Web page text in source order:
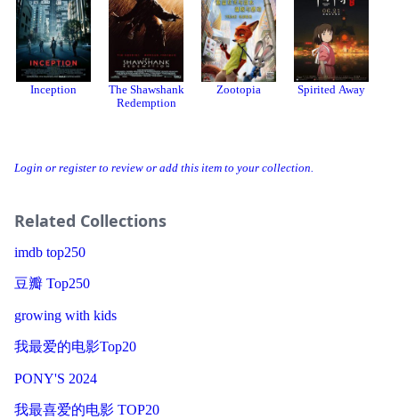
Login or register to review or add this item to your collection.
Related Collections
imdb top250
豆瓣 Top250
growing with kids
我最爱的电影Top20
PONY'S 2024
我最喜爱的电影 TOP20
Inception
The Shawshank
Redemption
Zootopia Spirited Away